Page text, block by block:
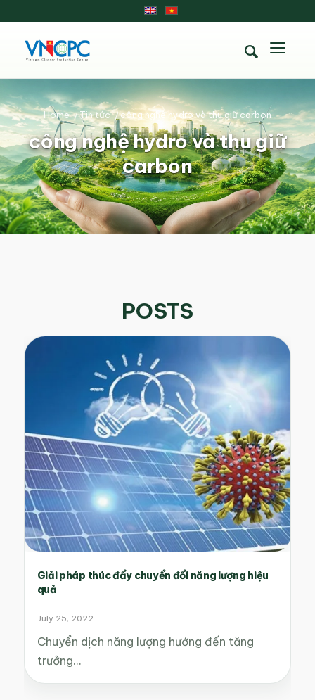
công nghệ hydro và thu giữ
carbon
Home /Tin tức /công nghệ hydro và thu giữ carbon
POSTS
Giải pháp thúc đẩy chuyển đổi năng lượng hiệu
quả
July 25, 2022
Chuyển dịch năng lượng hướng đến tăng
trưởng…